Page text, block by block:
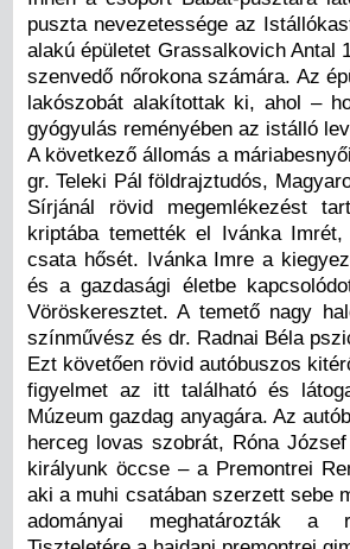
puszta nevezetessége az
alakú épületet Grassalkovich Antal
szenvedő nőrokona számára. Az
lakószobát alakítottak ki, ahol –
gyógyulás reményében az istálló
A következő állomás a
gr. Teleki Pál földrajztudós,
Sírjánál rövid megemlékezést
kriptába temették el Ivánka
csata hősét. Ivánka Imre a
és a gazdasági életbe
Vöröskeresztet. A temető nagy
színművész és dr. Radnai Béla
Ezt követően rövid autóbuszos
figyelmet az itt található és
Múzeum gazdag anyagára. Az
herceg lovas szobrát, Róna
királyunk öccse – a Premontrei
aki a muhi csatában szerzett sebe
adományai meghatározták a